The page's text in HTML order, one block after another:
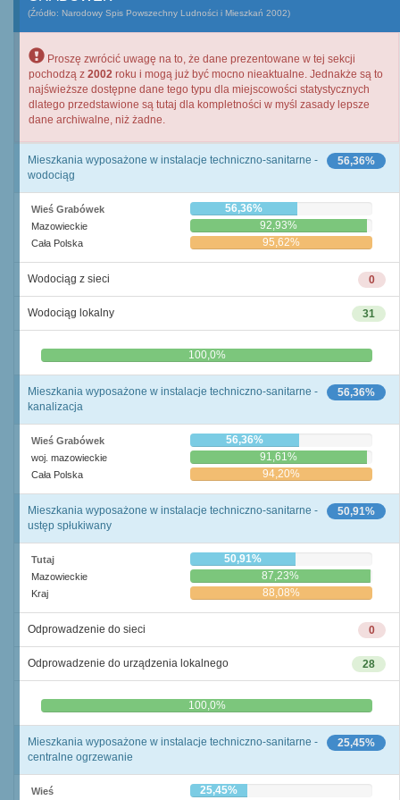
(Źródło: Narodowy Spis Powszechny Ludności i Mieszkań 2002)
Proszę zwrócić uwagę na to, że dane prezentowane w tej sekcji
pochodzą z 2002 roku i mogą już być mocno nieaktualne. Jednakże są to
najświeższe dostępne dane tego typu dla miejscowości statystycznych
dlatego przedstawione są tutaj dla kompletności w myśl zasady lepsze
dane archiwalne, niż żadne.
56,36%
Mieszkania wyposażone w instalacje techniczno-sanitarne -
wodociąg
Wieś Grabówek 56,36%
Mazowieckie 92,93%
Cała Polska 95,62%
0
Wodociąg z sieci
31
Wodociąg lokalny
0,0% 100,0%
56,36%
Mieszkania wyposażone w instalacje techniczno-sanitarne -
kanalizacja
Wieś Grabówek 56,36%
woj. mazowieckie 91,61%
Cała Polska 94,20%
50,91%
Mieszkania wyposażone w instalacje techniczno-sanitarne -
ustęp spłukiwany
Tutaj 50,91%
Mazowieckie 87,23%
Kraj 88,08%
0
Odprowadzenie do sieci
28
Odprowadzenie do urządzenia lokalnego
0,0% 100,0%
25,45%
Mieszkania wyposażone w instalacje techniczno-sanitarne -
centralne ogrzewanie
Wieś 25,45%